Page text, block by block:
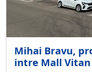
Mihai Bravu,
intre Mall